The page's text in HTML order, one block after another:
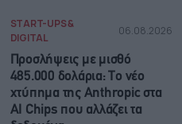
START-UPS &
DIGITAL
06.08.2026
Προσλήψεις με μισθό
485.000 δολάρια: Το νέο
χτύπημα της Anthropic στα
AI Chips που αλλάζει τα